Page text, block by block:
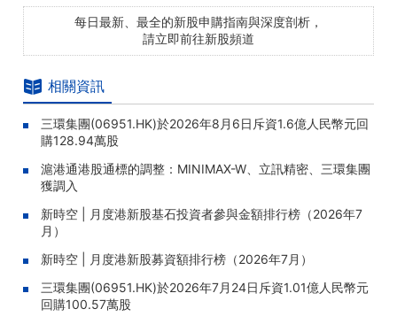
每日最新、最全的新股申購指南與深度剖析，
請立即前往新股頻道
相關資訊
三環集團(06951.HK)於2026年8月6日斥資1.6億人民幣元回
購128.94萬股
滬港通港股通標的調整：MINIMAX-W、立訊精密、三環集團
獲調入
新時空 | 月度港新股基石投資者參與金額排行榜（2026年7
月）
新時空 | 月度港新股募資額排行榜（2026年7月）
三環集團(06951.HK)於2026年7月24日斥資1.01億人民幣元
回購100.57萬股